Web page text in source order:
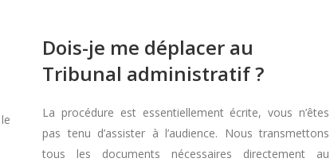
Dois-je me déplacer au
Tribunal administratif ?
La procédure est essentiellement écrite, vous n’êtes
pas tenu d’assister à l’audience. Nous transmettons
tous les documents nécessaires directement au